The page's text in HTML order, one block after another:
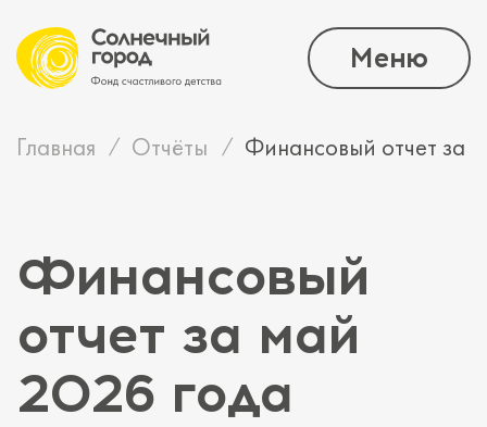
Меню
Главная Отчёты Финансовый отчет за
Финансовый
отчет за май
2026 года